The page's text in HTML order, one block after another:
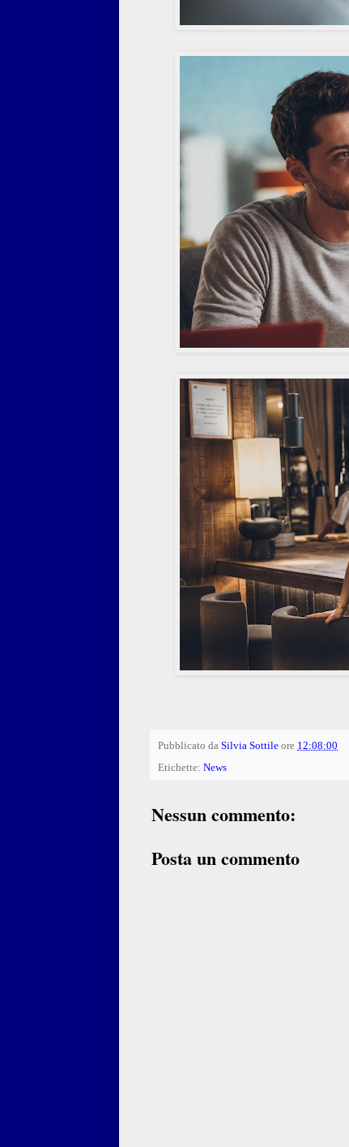
Pubblicato da Silvia Sottile ore 12:08:00
Etichette: News
Nessun commento:
Posta un commento